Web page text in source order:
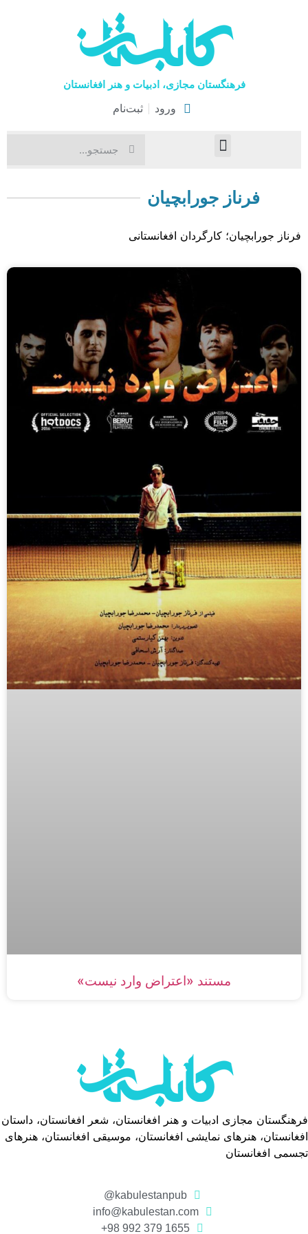
فرهنگستان مجازی، ادبیات و هنر افغانستان
ورود ثبت‌نام
فرناز جورابچیان
فرناز جورابچیان؛ کارگردان افغانستانی
مستند «اعتراض وارد نیست»
فرهنگستان مجازی ادبیات و هنر افغانستان، شعر افغانستان، داستان
افغانستان، هنرهای نمایشی افغانستان، موسیقی افغانستان، هنرهای
تجسمی افغانستان
kabulestanpub@
info@kabulestan.com
1655 379 992 98+